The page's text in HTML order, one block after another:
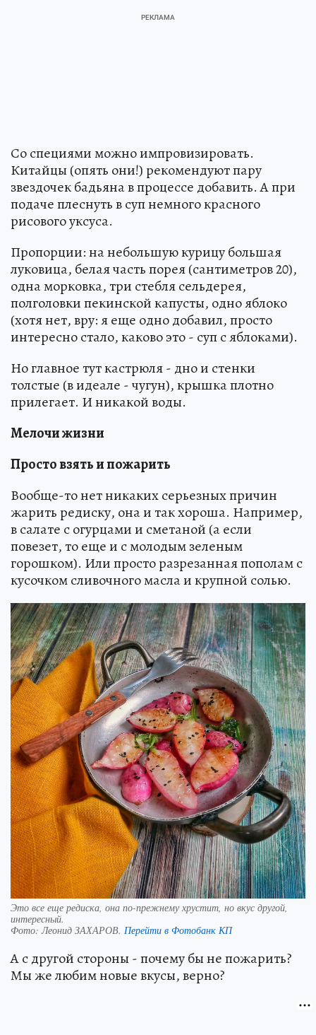
Со специями можно импровизировать.
Китайцы (опять они!) рекомендуют пару
звездочек бадьяна в процессе добавить. А при
подаче плеснуть в суп немного красного
рисового уксуса.
Пропорции: на небольшую курицу большая
луковица, белая часть порея (сантиметров 20),
одна морковка, три стебля сельдерея,
полголовки пекинской капусты, одно яблоко
(хотя нет, вру: я еще одно добавил, просто
интересно стало, каково это - суп с яблоками).
Но главное тут кастрюля - дно и стенки
толстые (в идеале - чугун), крышка плотно
прилегает. И никакой воды.
Мелочи жизни
Просто взять и пожарить
Вообще-то нет никаких серьезных причин
жарить редиску, она и так хороша. Например,
в салате с огурцами и сметаной (а если
повезет, то еще и с молодым зеленым
горошком). Или просто разрезанная пополам с
кусочком сливочного масла и крупной солью.
Это все еще редиска, она по-прежнему хрустит, но вкус другой,
интересный.
Фото:Леонид ЗАХАРОВ. Перейти в Фотобанк КП
А с другой стороны - почему бы не пожарить?
Мы же любим новые вкусы, верно?